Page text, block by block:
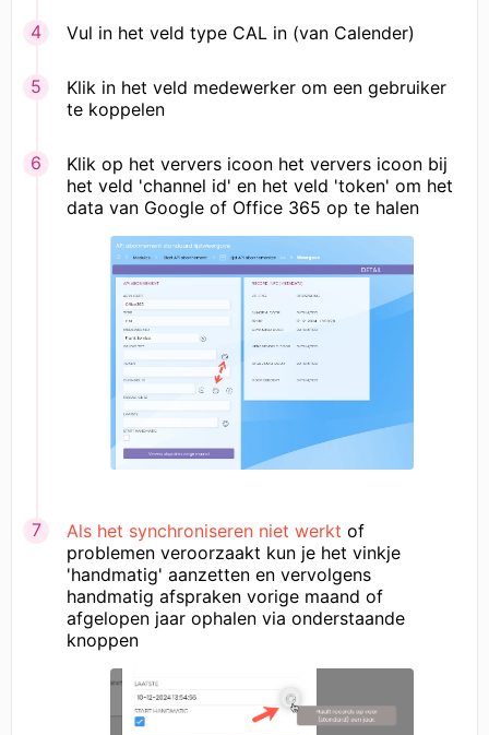
Vul in het veld type CAL in (van Calender)
Klik in het veld medewerker om een gebruiker
te koppelen
Klik op het ververs icoon het ververs icoon bij
het veld 'channel id' en het veld 'token' om het
data van Google of Office 365 op te halen
Als het synchroniseren niet werkt of
problemen veroorzaakt kun je het vinkje
'handmatig' aanzetten en vervolgens
handmatig afspraken vorige maand of
afgelopen jaar ophalen via onderstaande
knoppen